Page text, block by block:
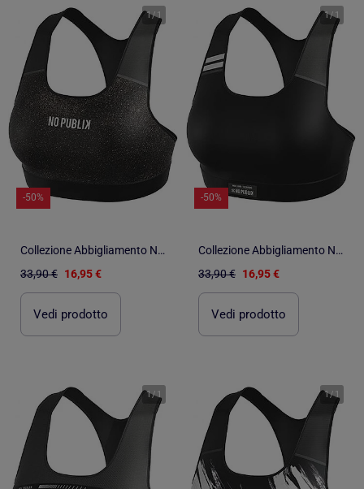
1/1
-50%
Collezione Abbigliamento No Publik Fitness Sport, Relax e Stile per Donna
33,90 € 16,95 €
Vedi prodotto
1/1
-50%
Collezione Abbigliamento No Publik Fitness Sport, Relax e Stile per Donna
33,90 € 16,95 €
Vedi prodotto
1/1 1/1